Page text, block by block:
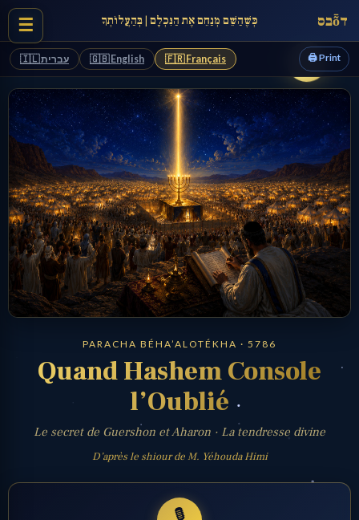
כְּשֶׁהַשֵּׁם מְנַחֵם אֶת הַנִּכְלָם | בְּהַעֲלוֹתְךָ בסȭד
🇮🇱 עברית 🇬🇧 English 🇫🇷 Français 🖨️ Print
PARACHA BÉHA’ALOTÉKHA · 5786
Quand Hashem Console
l’Oublié
Le secret de Guershon et Aharon · La tendresse divine
D’après le shiour de M. Yéhouda Himi
☰